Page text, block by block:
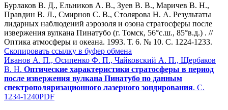
Бурлаков В. Д., Ельников А. В., Зуев В. В., Маричев В. Н.,
Правдин В. Л., Смирнов С. В., Столярова Н. А. Результаты
лидарных наблюдений аэрозоля и озона стратосферы после
извержения вулкана Пинатубо (г. Томск, 56°с.ш., 85°в.д.) . //
Оптика атмосферы и океана. 1993. Т. 6. № 10. С. 1224-1233.
Скопировать ссылку в буфер обмена
Иванов А. П., Осипенко Ф. П., Чайковский А. П., Щербаков
В. Н. Оптические характеристики стратосферы в период
после извержения вулкана Пинатубо по данным
спектрополяризационного лазерного зондирования. С.
1234-1240PDF